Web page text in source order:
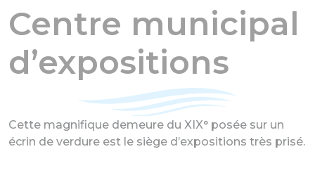
Centre municipal
d’expositions
Cette magnifique demeure du XIX° posée sur un
écrin de verdure est le siège d’expositions très prisé.